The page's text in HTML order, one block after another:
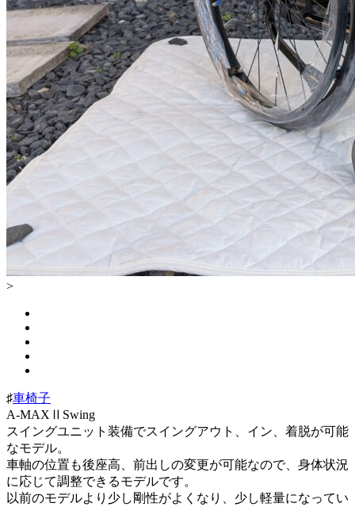
>
♯車椅子
A-MAXⅡSwing
スイングユニット装備でスイングアウト、イン、着脱が可能
なモデル。
車軸の位置も後座高、前出しの変更が可能なので、身体状況
に応じて調整できるモデルです。
以前のモデルより少し剛性がよくなり、少し軽量になってい